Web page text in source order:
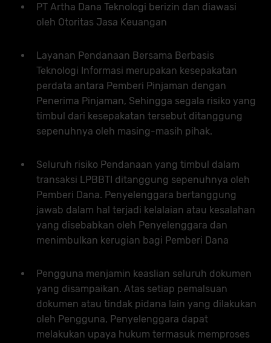
PT Artha Dana Teknologi berizin dan diawasi
oleh Otoritas Jasa Keuangan
Layanan Pendanaan Bersama Berbasis
Teknologi Informasi merupakan kesepakatan
perdata antara Pemberi Pinjaman dengan
Penerima Pinjaman, Sehingga segala risiko yang
timbul dari kesepakatan tersebut ditanggung
sepenuhnya oleh masing-masih pihak.
Seluruh risiko Pendanaan yang timbul dalam
transaksi LPBBTI ditanggung sepenuhnya oleh
Pemberi Dana. Penyelenggara bertanggung
jawab dalam hal terjadi kelalaian atau kesalahan
yang disebabkan oleh Penyelenggara dan
menimbulkan kerugian bagi Pemberi Dana
Pengguna menjamin keaslian seluruh dokumen
yang disampaikan. Atas setiap pemalsuan
dokumen atau tindak pidana lain yang dilakukan
oleh Pengguna, Penyelenggara dapat
melakukan upaya hukum termasuk memproses